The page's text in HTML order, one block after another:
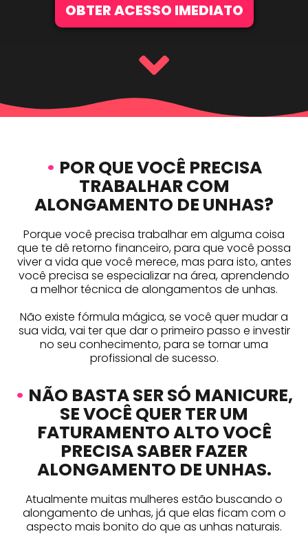
OBTER ACESSO IMEDIATO
• POR QUE VOCÊ PRECISA
TRABALHAR COM
ALONGAMENTO DE UNHAS?
Porque você precisa trabalhar em alguma coisa
que te dê retorno financeiro, para que você possa
viver a vida que você merece, mas para isto, antes
você precisa se especializar na área, aprendendo
a melhor técnica de alongamentos de unhas.
Não existe fórmula mágica, se você quer mudar a
sua vida, vai ter que dar o primeiro passo e investir
no seu conhecimento, para se tornar uma
profissional de sucesso.
• NÃO BASTA SER SÓ MANICURE,
SE VOCÊ QUER TER UM
FATURAMENTO ALTO VOCÊ
PRECISA SABER FAZER
ALONGAMENTO DE UNHAS.
Atualmente muitas mulheres estão buscando o
alongamento de unhas, já que elas ficam com o
aspecto mais bonito do que as unhas naturais.